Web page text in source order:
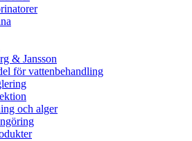
& Jansson
för vattenbehandling
och alger